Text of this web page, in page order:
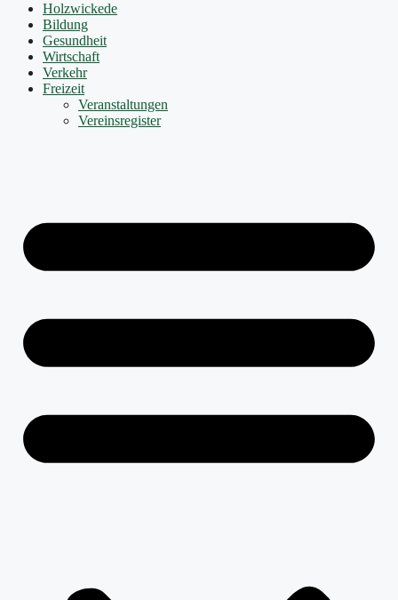
Holzwickede
Bildung
Gesundheit
Wirtschaft
Verkehr
Freizeit
Veranstaltungen
Vereinsregister